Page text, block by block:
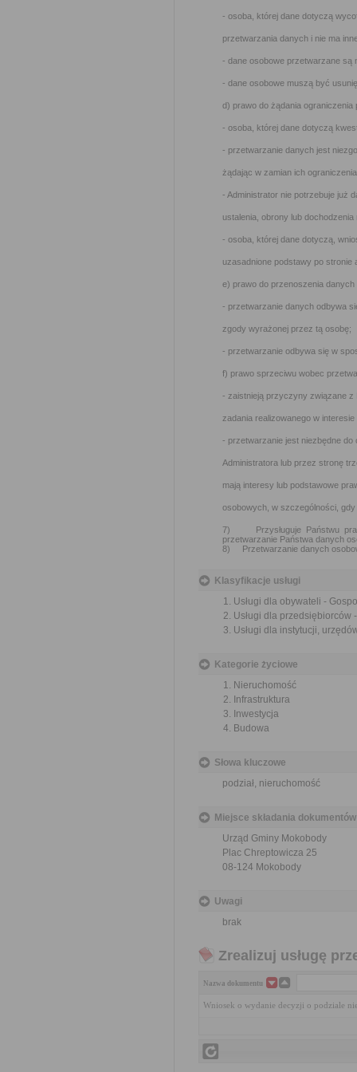
- osoba, której dane dotyczą
przetwarzania danych i nie ma
- dane osobowe przetwarzane są
- dane osobowe muszą być
d) prawo do żądania
- osoba, której dane dotyczą
- przetwarzanie danych jest
żądając w zamian ich
- Administrator nie potrzebuje już
ustalenia, obrony lub
- osoba, której dane dotyczą,
uzasadnione podstawy po
e) prawo do przenoszenia danych
- przetwarzanie danych odbywa
zgody wyrażonej przez tą osobę;
- przetwarzanie odbywa się w
f) prawo sprzeciwu wobec
- zaistnieją przyczyny związane z
zadania realizowanego w
- przetwarzanie jest niezbędne
Administratora lub przez stronę
mają interesy lub podstawowe
osobowych, w szczególności,
7) Przysługuje Państwu
przetwarzanie Państwa danych
8) Przetwarzanie danych
Klasyfikacje usługi
Usługi dla obywateli -
Usługi dla przedsiębiorców
Usługi dla instytucji,
Kategorie życiowe
Nieruchomość
Infrastruktura
Inwestycja
Budowa
Słowa kluczowe
podział, nieruchomość
Miejsce składania dokumentów
Urząd Gminy Mokobody
Plac Chreptowicza 25
08-124 Mokobody
Uwagi
brak
Zrealizuj usługę
Nazwa dokumentu
Wniosek o wydanie decyzji o podziale